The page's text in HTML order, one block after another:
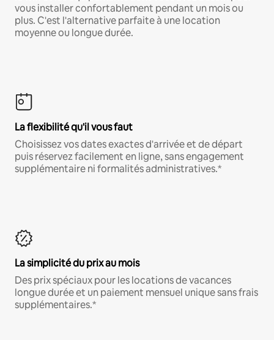
vous installer confortablement pendant un mois ou
plus. C'est l'alternative parfaite à une location
moyenne ou longue durée.
La flexibilité qu'il vous faut
Choisissez vos dates exactes d'arrivée et de départ
puis réservez facilement en ligne, sans engagement
supplémentaire ni formalités administratives.*
La simplicité du prix au mois
Des prix spéciaux pour les locations de vacances
longue durée et un paiement mensuel unique sans frais
supplémentaires.*